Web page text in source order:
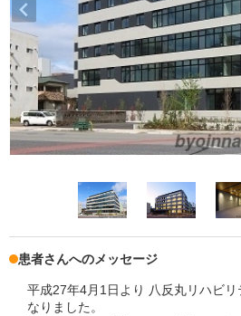
患者さんへのメッセージ
平成27年4月1日より 八反丸リハビ
なりました。